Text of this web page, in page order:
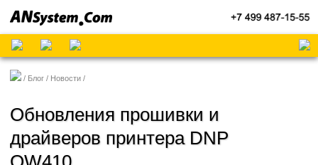
Блог Новости
Обновления прошивки и
драйверов принтера DNP